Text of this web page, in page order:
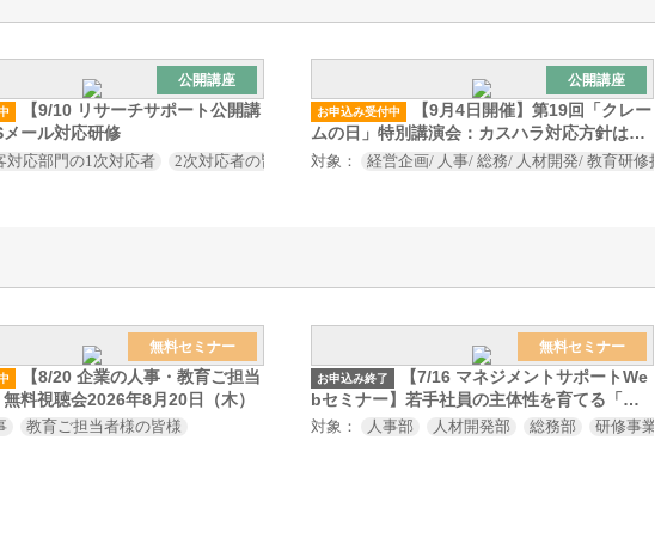
公開講座
【9/10 リサーチサポート公開講
メール対応研修
対応部門の1次対応者 2次対応者の皆様
公開講座
お申込み受付中
【9月4日開催】第19回「クレー
ムの日」特別講演会：カスハラ対応方針は、
現場まで落とし込めていますか？
対象： 経営企画/ 人事/ 総務/ 人材開発/ 教育研修
研修企画のご担当者様
無料セミナー
【8/20 企業の人事・教育ご担当
料視聴会2026年8月20日（木）
教育ご担当者様の皆様
無料セミナー
お申込み終了
【7/16 マネジメントサポートWe
bセミナー】若手社員の主体性を育てる「キ
ャリアオーナーシップ開発プログラム」～
対象： 人事部 人材開発部 総務部 研修事業